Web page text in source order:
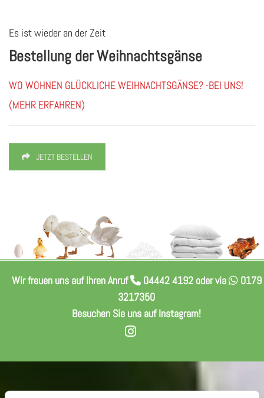
Es ist wieder an der Zeit
Bestellung der Weihnachtsgänse
WO WOHNEN GLÜCKLICHE WEIHNACHTSGÄNSE? -BEI UNS!
(MEHR ERFAHREN)
JETZT BESTELLEN
Wir freuen uns auf Ihren Anruf  04442 4192 oder via  0179
3217350
Besuchen Sie uns auf Instagram!